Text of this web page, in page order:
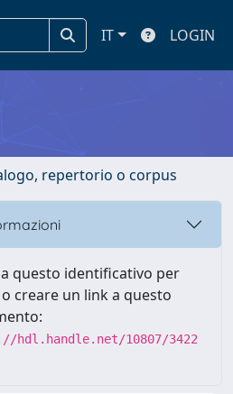
IT LOGIN
repertorio o corpus
questo identificativo per
creare un link a questo
hdl.handle.net/10807/3422